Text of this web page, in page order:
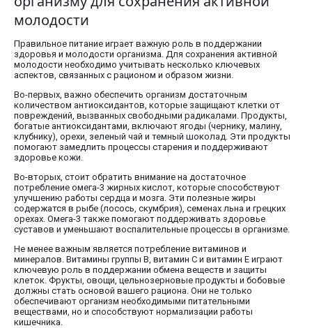
молодости
Правильное питание играет важную роль в поддержании
здоровья и молодости организма. Для сохранения активной
молодости необходимо учитывать несколько ключевых
аспектов, связанных с рационом и образом жизни.
Во-первых, важно обеспечить организм достаточным
количеством антиоксидантов, которые защищают клетки от
повреждений, вызванных свободными радикалами. Продукты,
богатые антиоксидантами, включают ягоды (чернику, малину,
клубнику), орехи, зеленый чай и темный шоколад. Эти продукты
помогают замедлить процессы старения и поддерживают
здоровье кожи.
Во-вторых, стоит обратить внимание на достаточное
потребление омега-3 жирных кислот, которые способствуют
улучшению работы сердца и мозга. Эти полезные жиры
содержатся в рыбе (лосось, скумбрия), семенах льна и грецких
орехах. Омега-3 также помогают поддерживать здоровье
суставов и уменьшают воспалительные процессы в организме.
Не менее важным является потребление витаминов и
минералов. Витамины группы B, витамин C и витамин E играют
ключевую роль в поддержании обмена веществ и защиты
клеток. Фрукты, овощи, цельнозерновые продукты и бобовые
должны стать основой вашего рациона. Они не только
обеспечивают организм необходимыми питательными
веществами, но и способствуют нормализации работы
кишечника.